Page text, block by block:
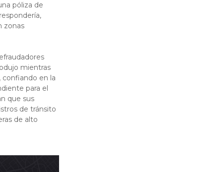
póliza de
zonas
mientras
confiando en la
para el
que sus
de tránsito
de alto